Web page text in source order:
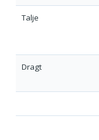
Talje
Dragt